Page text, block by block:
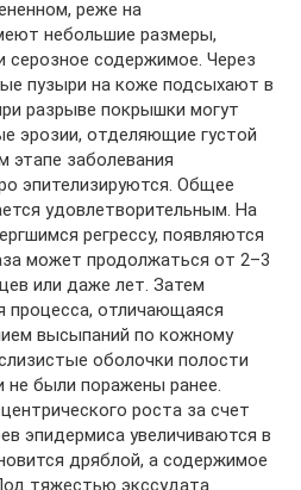
реже на
небольшие размеры,
содержимое. Через
пузыри на коже подсыхают в
разрыве покрышки могут
эрозии, отделяющие густой
этапе заболевания
эпителизируются. Общее
удовлетворительным. На
регрессу, появляются
может продолжаться от 2–3
или даже лет. Затем
процесса, отличающаяся
высыпаний по кожному
оболочки полости
не были поражены ранее.
роста за счет
эпидермиса увеличиваются в
дряблой, а содержимое
тяжестью экссудата